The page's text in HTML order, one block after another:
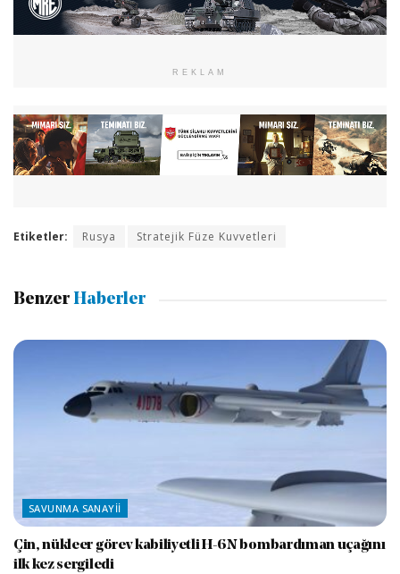
REKLAM
Etiketler: Rusya Stratejik Füze Kuvvetleri
Benzer Haberler
SAVUNMA SANAYII
Çin, nükleer görev kabiliyetli H-6N bombardıman uçağını
ilk kez sergiledi